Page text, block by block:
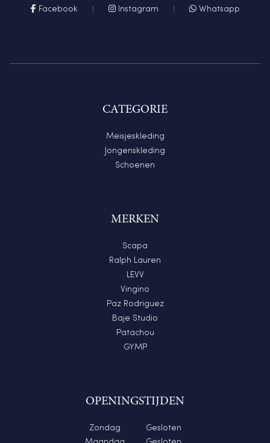
Facebook Instagram Whatsapp
CATEGORIE
Meisjeskleding
Jongenskleding
Schoenen
MERKEN
Scapa
Ralph Lauren
LEVV
Vingino
Paz Rodriguez
Baje Studio
Patachou
GYMP
OPENINGSTIJDEN
Zondag
Gesloten